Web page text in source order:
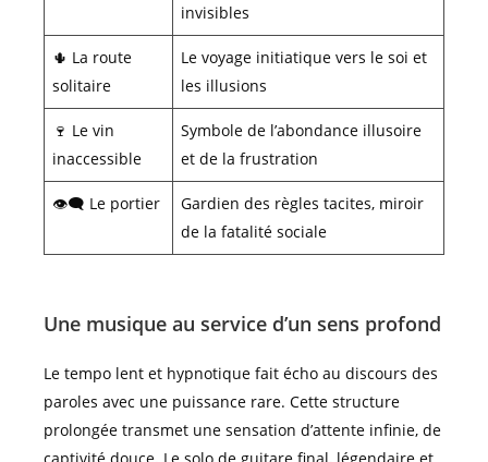
invisibles
🌵 La route
solitaire
Le voyage initiatique vers le soi et
les illusions
🍷 Le vin
inaccessible
Symbole de l’abondance illusoire
et de la frustration
👁️‍🗨️ Le portier
Gardien des règles tacites, miroir
de la fatalité sociale
Une musique au service d’un sens profond
Le tempo lent et hypnotique fait écho au discours des
paroles avec une puissance rare. Cette structure
prolongée transmet une sensation d’attente infinie, de